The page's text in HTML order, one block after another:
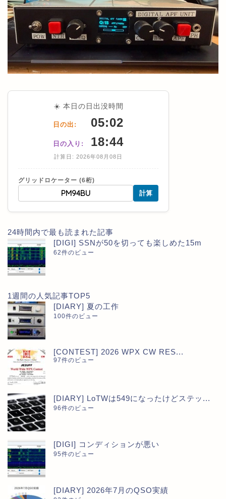
☀️ 本日の日出没時間
日の出: 05:02
日の入り: 18:44
計算日: 2026年08月08日
グリッドロケーター (6桁)
計算
24時間内で最も読まれた記事
[DIGI] SSNが50を切っても楽しめた15m
62件のビュー
1週間の人気記事TOP5
[DIARY] 夏の工作
100件のビュー
[CONTEST] 2026 WPX CW RES...
97件のビュー
[DIARY] LoTWは549になったけどステッ...
96件のビュー
[DIGI] コンディションが悪い
95件のビュー
[DIARY] 2026年7月のQSO実績